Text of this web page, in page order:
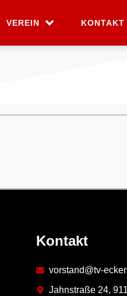
VEREIN KONTAKT
Kontakt
vorstand@tv-
Jahnstraße 24,